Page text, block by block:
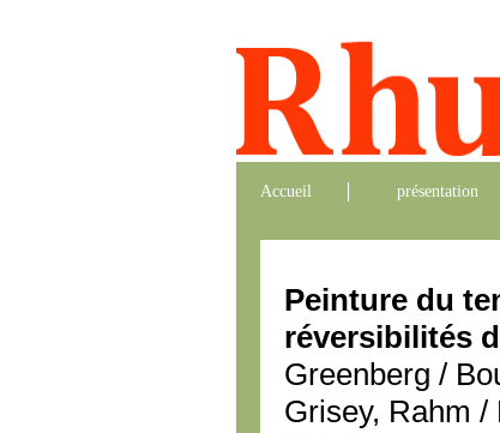
Accueil présentation
Peinture du
réversibilités
Greenberg /
Grisey, Rahm /